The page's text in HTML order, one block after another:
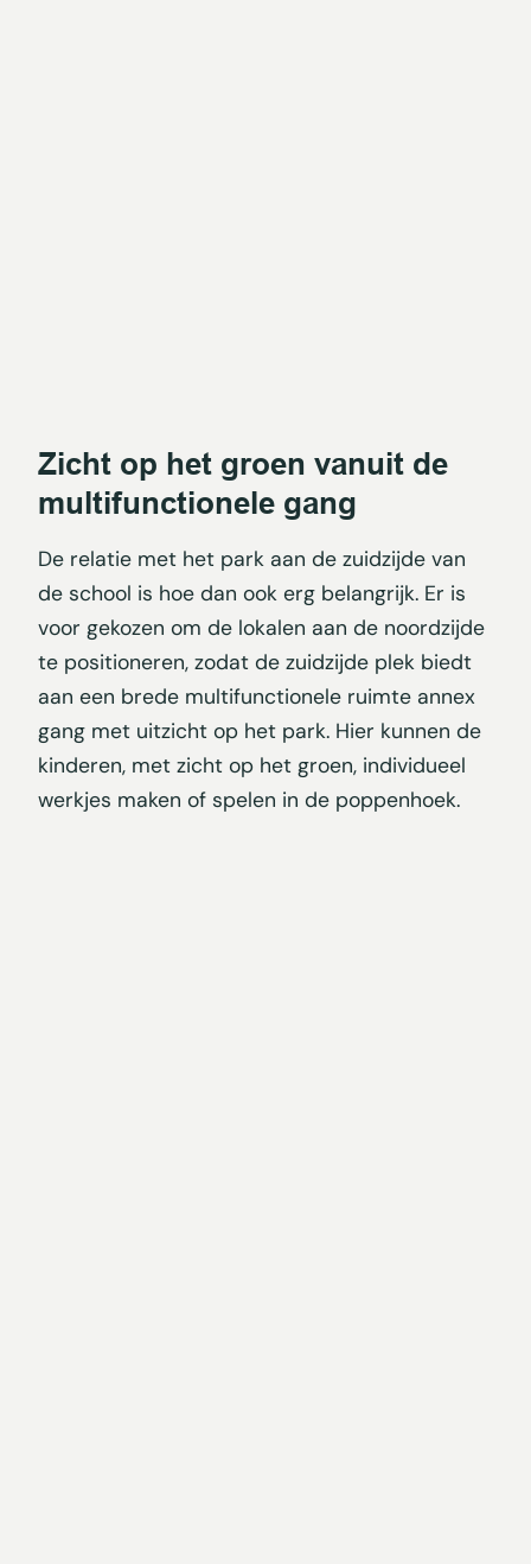
Zicht op het groen vanuit de
multifunctionele gang
De relatie met het park aan de zuidzijde van
de school is hoe dan ook erg belangrijk. Er is
voor gekozen om de lokalen aan de noordzijde
te positioneren, zodat de zuidzijde plek biedt
aan een brede multifunctionele ruimte annex
gang met uitzicht op het park. Hier kunnen de
kinderen, met zicht op het groen, individueel
werkjes maken of spelen in de poppenhoek.